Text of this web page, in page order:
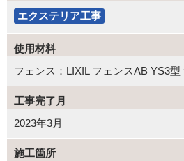
エクステリア工事
使用材料
フェンス：LIXIL フェンスAB YS3
工事完了月
2023年3月
施工箇所